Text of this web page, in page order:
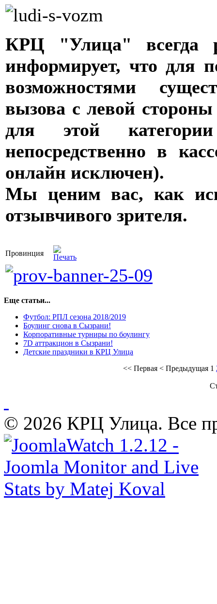
КРЦ "Улица" всегда
информирует, что для
возможностями
вызова с левой
для этой категории
непосредственно в
онлайн исключен).
Мы ценим вас, как
отзывчивого зрителя.
Провинция
Еще статьи...
Футбол: РПЛ сезона 2018/2019
Боулинг снова в Сызрани!
Корпоративные турниры по боулингу
7D аттракцион в Сызрани!
Детские праздники в КРЦ Улица
<< Первая < Предыдущая 1
© 2026 КРЦ Улица. Все